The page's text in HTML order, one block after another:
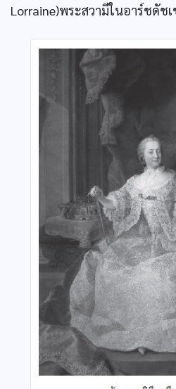
Lorraine)พระสวามีในอาร์ชดัชเ